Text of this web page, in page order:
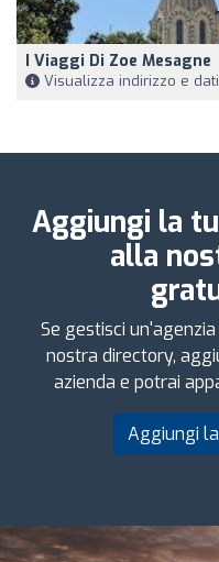
I Viaggi Di Zoe Mesagne
Visualizza indirizzo e
Aggiungi la
alla
Se gestisci
nostra directory,
azienda e potrai
Aggiungi